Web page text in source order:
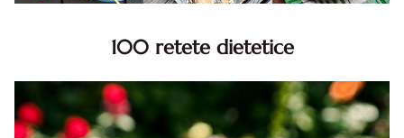
100 retete dietetice
dietetice. Idei retete dietetice. 100 Retete mancare
pentru dieta.